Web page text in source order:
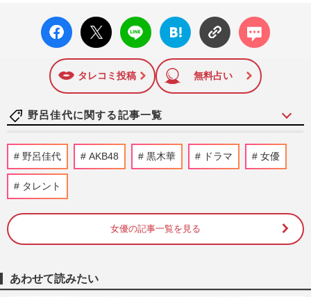
12日号で「眞子さま嫁ぎ先の“義母”が抱える400万円超の“借金
トラブル”」報道をスクープ。この一報から約2か月後、宮内庁
は結婚延期を発表。同記事は2018年の「編集者が選ぶ雑誌ジ
ャーナリズム賞」大賞を受賞した。毎週火曜日発売。
facebo
ok い
X ポス
ト
LINE
はてな
ブック
に追加
コメン
ト
タレコミ投稿 無料占い
野呂佳代に関する記事一覧
黒木華主演『銀河の一票』準主役・野呂佳
代が「出演ドラマに外れなし」の理由、女
今週発売『週刊女性』5/26号の表紙と中身
はコチラ！
野呂佳代 AKB48 黒木華 ドラマ 女優
タレント
女優の記事一覧を見る
あわせて読みたい